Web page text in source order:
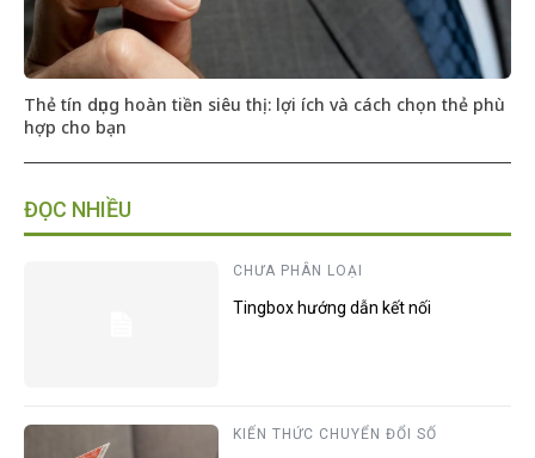
Thẻ tín dụng hoàn tiền siêu thị: lợi ích và cách chọn thẻ phù
hợp cho bạn
ĐỌC NHIỀU
CHƯA PHÂN LOẠI
Tingbox hướng dẫn kết nối
KIẾN THỨC CHUYỂN ĐỔI SỐ